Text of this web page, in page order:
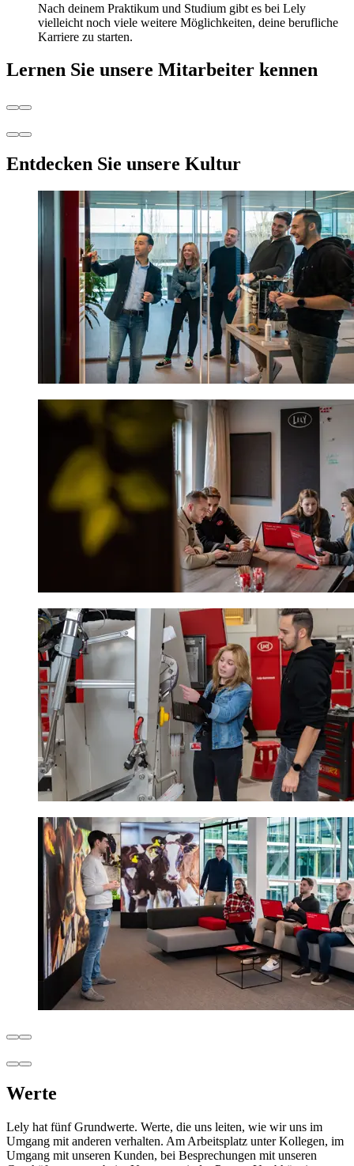
Nach deinem Praktikum und Studium gibt es bei Lely
vielleicht noch viele weitere Möglichkeiten, deine berufliche
Karriere zu starten.
Lernen Sie unsere Mitarbeiter kennen
Entdecken Sie unsere Kultur
Werte
Lely hat fünf Grundwerte. Werte, die uns leiten, wie wir uns im
Umgang mit anderen verhalten. Am Arbeitsplatz unter Kollegen, im
Umgang mit unseren Kunden, bei Besprechungen mit unseren